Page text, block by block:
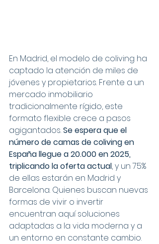
En Madrid, el modelo de coliving ha
captado la atención de miles de
jóvenes y propietarios. Frente a un
mercado inmobiliario
tradicionalmente rígido, este
formato flexible crece a pasos
agigantados. Se espera que el
número de camas de coliving en
España llegue a 20.000 en 2025,
triplicando la oferta actual, y un 75%
de ellas estarán en Madrid y
Barcelona. Quienes buscan nuevas
formas de vivir o invertir
encuentran aquí soluciones
adaptadas a la vida moderna y a
un entorno en constante cambio.